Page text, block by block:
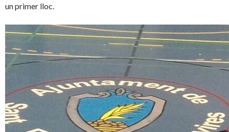
un primer lloc.